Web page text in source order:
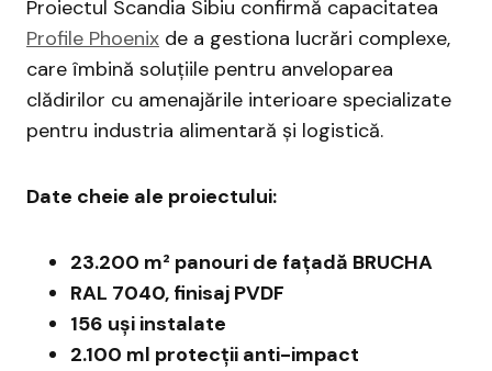
Proiectul Scandia Sibiu confirmă capacitatea
Profile Phoenix de a gestiona lucrări complexe,
care îmbină soluțiile pentru anveloparea
clădirilor cu amenajările interioare specializate
pentru industria alimentară și logistică.
Date cheie ale proiectului:
23.200 m² panouri de fațadă BRUCHA
RAL 7040, finisaj PVDF
156 uși instalate
2.100 ml protecții anti-impact